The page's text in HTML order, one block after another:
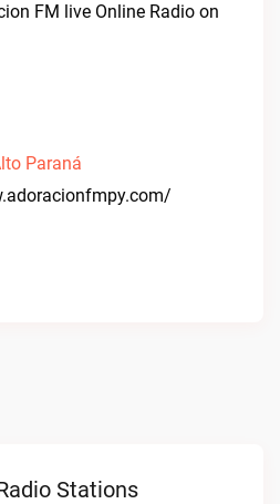
FM live Online Radio on
Paraná
Stations